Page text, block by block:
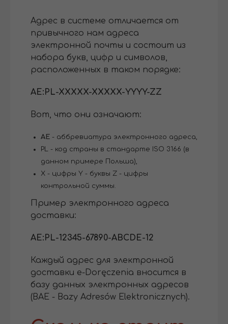
Адрес в системе отличается от
привычного нам адреса
электронной почты и состоит из
набора букв, цифр и символов,
расположенных в таком порядке:
AE:PL-XXXXX-XXXXX-YYYY-ZZ
Вот, что они означают:
AE - аббревиатура электронного адреса,
PL - код страны в стандарте ISO 3166 (в
данном примере Польша),
X - цифры Y - буквы Z - цифры
контрольной суммы.
Пример электронного адреса
доставки:
AE:PL-12345-67890-ABCDE-12
Каждый адрес для электронной
доставки e-Doręczenia вносится в
базу данных электронных адресов
(BAE - Bazy Adresów Elektronicznych).